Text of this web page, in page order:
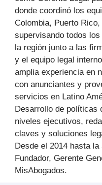
donde coordinó los
Colombia, Puerto
supervisando todos
la región junto a las
y el equipo legal
amplia experiencia en
con anunciantes y
servicios en Latino
Desarrollo de políticas
niveles ejecutivos,
claves y soluciones
Desde el 2014 hasta
Fundador, Gerente
MisAbogados.